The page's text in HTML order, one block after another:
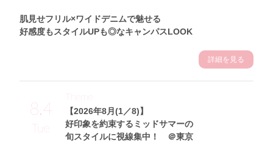
肌見せフリル×ワイドデニムで魅せる
好感度もスタイルUPも◎なキャンパスLOOK
詳細を見る
8.4
Tue
【2026年8月(1／8)】
好印象を約束するミッドサマーの
旬スタイルに視線集中！ ＠東京
Theme